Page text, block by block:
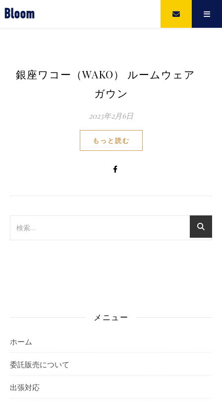
Bloom
銀座ワコー（WAKO） ルームウェア
ガウン
2023年2月6日
もっと読む
メニュー
ホーム
委託販売について
出張対応